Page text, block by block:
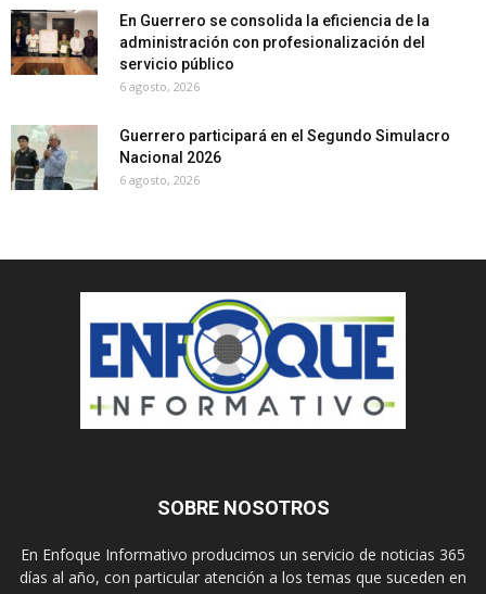
En Guerrero se consolida la eficiencia de la
administración con profesionalización del
servicio público
6 agosto, 2026
Guerrero participará en el Segundo Simulacro
Nacional 2026
6 agosto, 2026
SOBRE NOSOTROS
En Enfoque Informativo producimos un servicio de noticias 365
días al año, con particular atención a los temas que suceden en